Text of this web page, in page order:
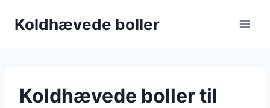
Koldhævede boller
Koldhævede boller til